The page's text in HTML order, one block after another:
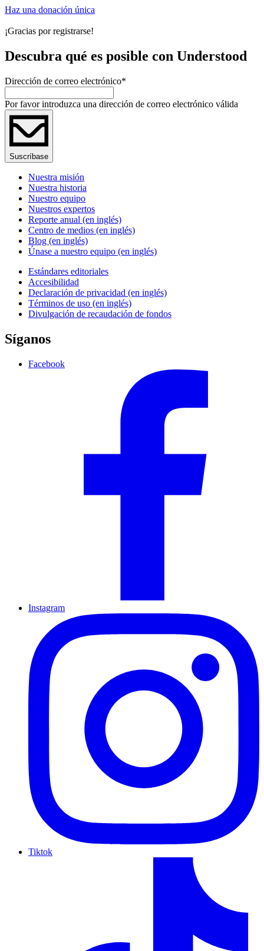
Haz una donación única
¡Gracias por registrarse!
Descubra qué es posible con Understood
Dirección de correo electrónico*
Por favor introduzca una dirección de correo electrónico válida
Suscríbase
Nuestra misión
Nuestra historia
Nuestro equipo
Nuestros expertos
Reporte anual (en inglés)
Centro de medios (en inglés)
Blog (en inglés)
Únase a nuestro equipo (en inglés)
Estándares editoriales
Accesibilidad
Declaración de privacidad (en inglés)
Términos de uso (en inglés)
Divulgación de recaudación de fondos
Síganos
Facebook
Instagram
Tiktok